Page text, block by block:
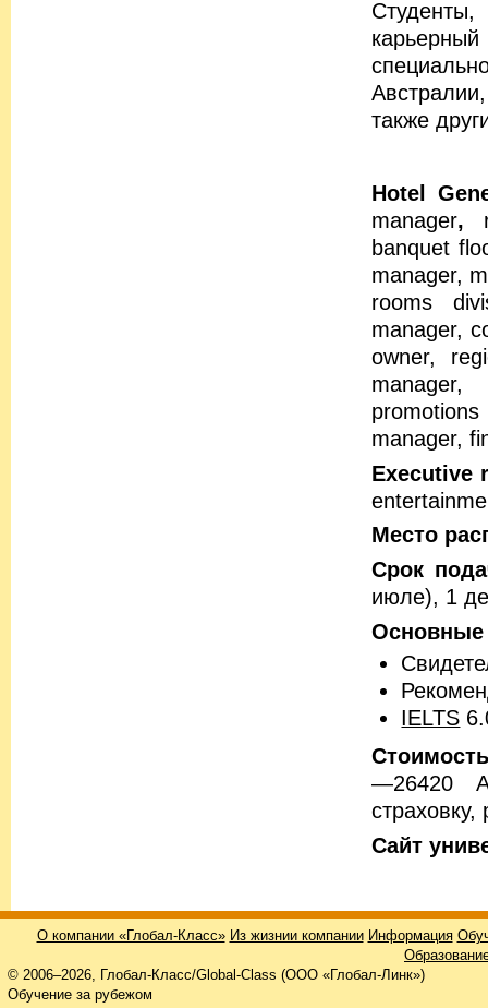
также
Hotel
manager,
banquet
manager,
rooms
manager,
owner,
manager,
promotions
manager,
Executive
Место
Срок
июле), 1
Основные
IELTS
—26420
Cайт
О компании «Глобал-Класс» Из жизнии компании Информация
© 2006–2026, Глобал-Класс/Global-Class (ООО «Глобал-Линк»)
Обучение за рубежом